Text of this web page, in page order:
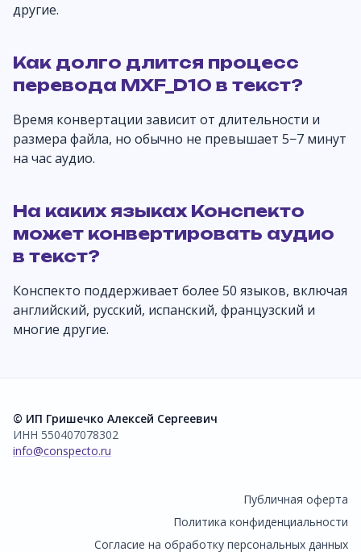
другие.
Как долго длится процесс
перевода MXF_D10 в текст?
Время конвертации зависит от длительности и
размера файла, но обычно не превышает 5−7 минут
на час аудио.
На каких языках Конспекто
может конвертировать аудио
в текст?
Конспекто поддерживает более 50 языков, включая
английский, русский, испанский, французский и
многие другие.
© ИП Гришечко Алексей Сергеевич
ИНН 550407078302
info@conspecto.ru
Публичная оферта
Политика конфиденциальности
Согласие на обработку персональных данных